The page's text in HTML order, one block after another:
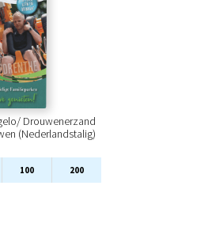
Drouwenerzand
(Nederlandstalig)
100 200